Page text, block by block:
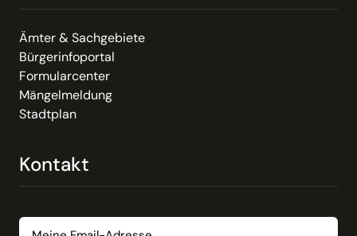
Ämter & Sachgebiete
Bürgerinfoportal
Formularcenter
Mängelmeldung
Stadtplan
Kontakt